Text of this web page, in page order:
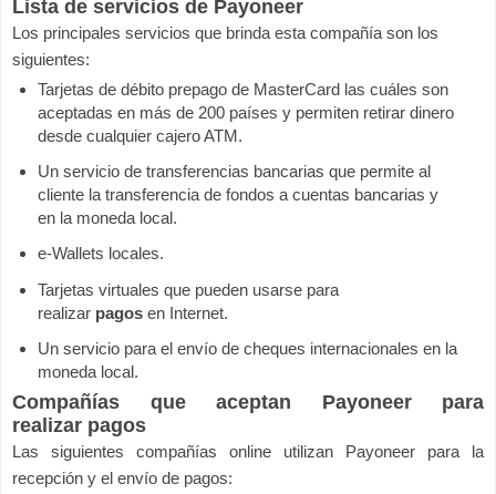
Lista de servicios de Payoneer
Los principales servicios que brinda esta compañía son los
siguientes:
Tarjetas de débito prepago de MasterCard las cuáles son
aceptadas en más de 200 países y permiten retirar dinero
desde cualquier cajero ATM.
Un servicio de transferencias bancarias que permite al
cliente la transferencia de fondos a cuentas bancarias y
en la moneda local.
e-Wallets locales.
Tarjetas virtuales que pueden usarse para
realizar pagosen Internet.
Un servicio para el envío de cheques internacionales en la
moneda local.
Compañías que aceptan Payoneer para
realizar pagos
Las siguientes compañías online utilizan Payoneer para la
recepción y el envío de pagos: